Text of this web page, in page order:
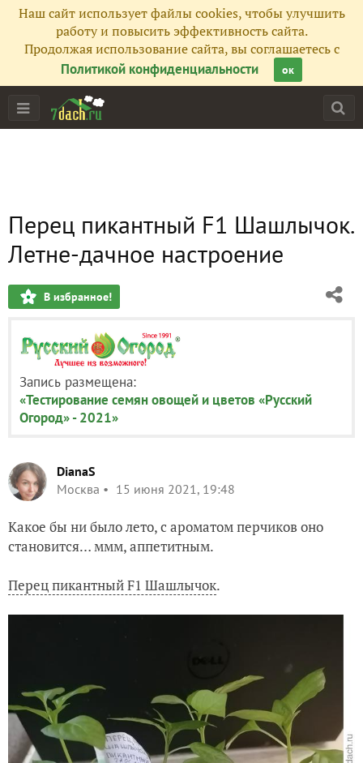
Наш сайт использует файлы cookies, чтобы улучшить
работу и повысить эффективность сайта.
Продолжая использование сайта, вы соглашаетесь с
Политикой конфиденциальности
ок
Перец пикантный F1 Шашлычок.
Летне-дачное настроение
В избранное!
Запись размещена:
«Тестирование семян овощей и цветов «Русский
Огород» - 2021»
DianaS
Москва
15 июня 2021, 19:48
Какое бы ни было лето, с ароматом перчиков оно
становится… ммм, аппетитным.
Перец пикантный F1 Шашлычок.